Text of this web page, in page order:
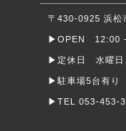
〒430-0925 浜松
▶︎OPEN 12:00 -
▶︎定休日 水曜日
▶︎駐車場5台有り
▶︎TEL 053-453-